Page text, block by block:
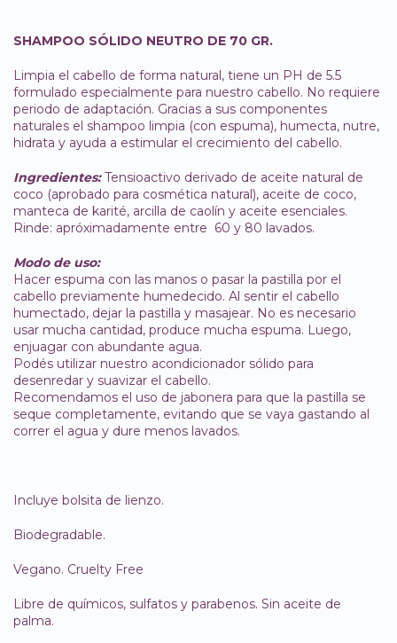
SHAMPOO SÓLIDO NEUTRO DE 70 GR.
Limpia el cabello de forma natural, tiene un PH de 5.5
formulado especialmente para nuestro cabello. No requiere
periodo de adaptación. Gracias a sus componentes
naturales el shampoo limpia (con espuma), humecta, nutre,
hidrata y ayuda a estimular el crecimiento del cabello.
Ingredientes: Tensioactivo derivado de aceite natural de
coco (aprobado para cosmética natural), aceite de coco,
manteca de karité, arcilla de caolín y aceite esenciales.
Rinde: apróximadamente entre 60 y 80 lavados.
Modo de uso:
Hacer espuma con las manos o pasar la pastilla por el
cabello previamente humedecido. Al sentir el cabello
humectado, dejar la pastilla y masajear. No es necesario
usar mucha cantidad, produce mucha espuma. Luego,
enjuagar con abundante agua.
Podés utilizar nuestro acondicionador sólido para
desenredar y suavizar el cabello.
Recomendamos el uso de jabonera para que la pastilla se
seque completamente, evitando que se vaya gastando al
correr el agua y dure menos lavados.
Incluye bolsita de lienzo.
Biodegradable.
Vegano. Cruelty Free
Libre de químicos, sulfatos y parabenos. Sin aceite de
palma.